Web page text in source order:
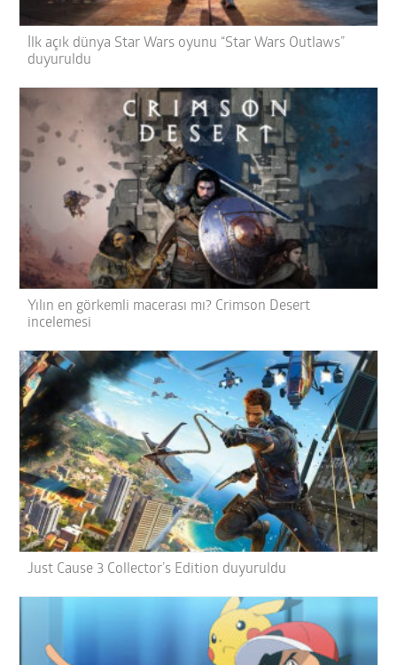
İlk açık dünya Star Wars oyunu “Star Wars Outlaws”
duyuruldu
Yılın en görkemli macerası mı? Crimson Desert
incelemesi
Just Cause 3 Collector’s Edition duyuruldu